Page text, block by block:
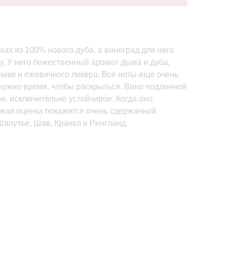
из 100% нового дуба, а виноград для него
У него божественный аромат дыма и дуба,
и ежевичного ликера. Все ноты еще очень
время, чтобы раскрыться. Вино подлинной
исключительно устойчивое. Когда оно
оценка покажется очень сдержанной.
Шав, Кранкл и Рингланд.